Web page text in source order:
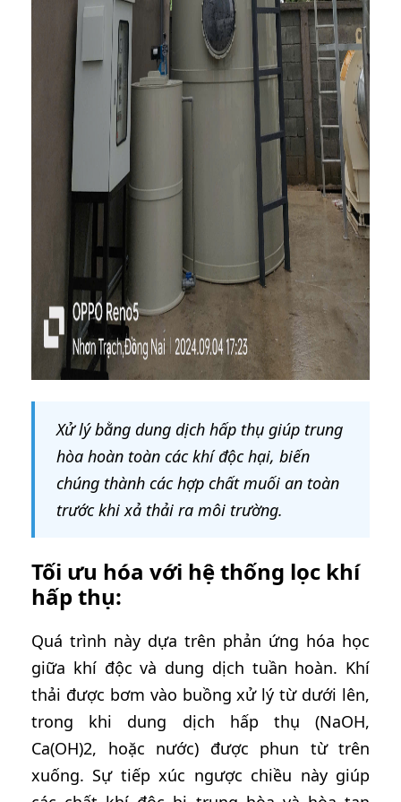
Xử lý bằng dung dịch hấp thụ giúp trung
hòa hoàn toàn các khí độc hại, biến
chúng thành các hợp chất muối an toàn
trước khi xả thải ra môi trường.
Tối ưu hóa với hệ thống lọc khí
hấp thụ:
Quá trình này dựa trên phản ứng hóa học
giữa khí độc và dung dịch tuần hoàn. Khí
thải được bơm vào buồng xử lý từ dưới lên,
trong khi dung dịch hấp thụ (NaOH,
Ca(OH)2, hoặc nước) được phun từ trên
xuống. Sự tiếp xúc ngược chiều này giúp